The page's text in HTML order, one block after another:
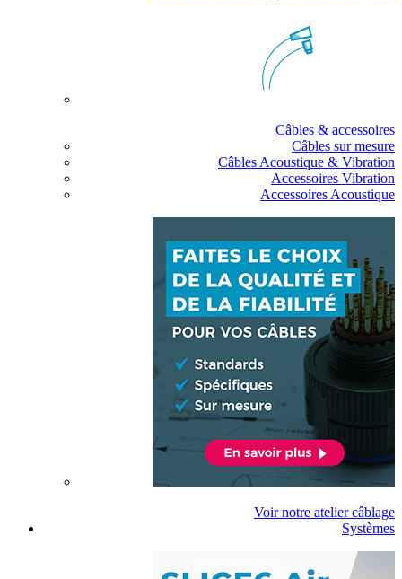
Câbles & accessoires
Câbles sur mesure
Câbles Acoustique & Vibration
Accessoires Vibration
Accessoires Acoustique
Voir notre atelier câblage
Systèmes